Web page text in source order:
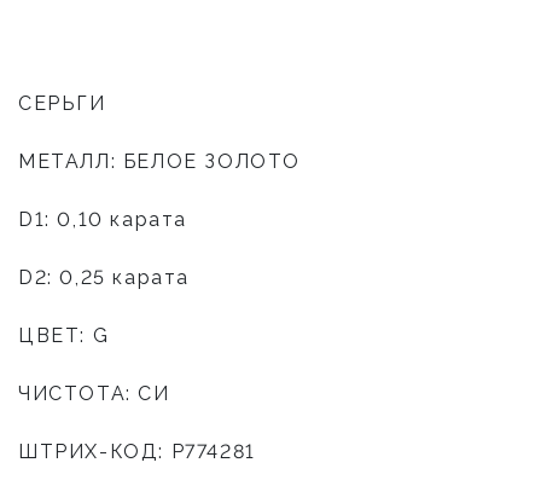
СЕРЬГИ
МЕТАЛЛ: БЕЛОЕ ЗОЛОТО
D1: 0,10 карата
D2: 0,25 карата
ЦВЕТ: G
ЧИСТОТА: СИ
ШТРИХ-КОД: P774281